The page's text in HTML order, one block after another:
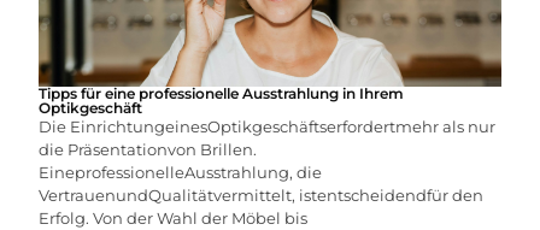
Tipps für eine professionelle Ausstrahlung in Ihrem
Optikgeschäft
Die EinrichtungeinesOptikgeschäftserfordertmehr als nur
die Präsentationvon Brillen.
EineprofessionelleAusstrahlung, die
VertrauenundQualitätvermittelt, istentscheidendfür den
Erfolg. Von der Wahl der Möbel bis